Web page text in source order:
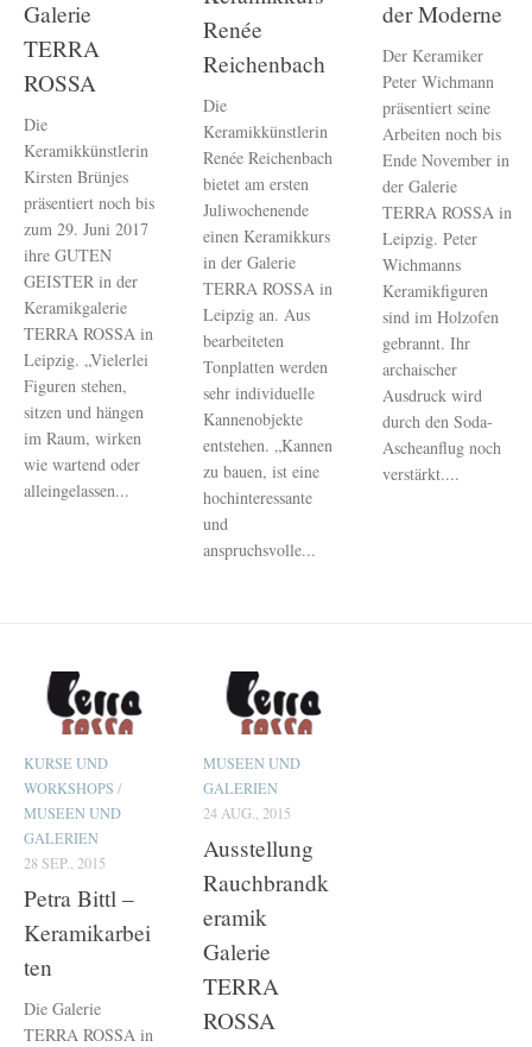
Galerie
TERRA
ROSSA
Die
Keramikkünstlerin
Kirsten Brünjes
präsentiert noch bis
zum 29. Juni 2017
ihre GUTEN
GEISTER in der
Keramikgalerie
TERRA ROSSA in
Leipzig. „Vielerlei
Figuren stehen,
sitzen und hängen
im Raum, wirken
wie wartend oder
alleingelassen...
Renée
Reichenbach
Die
Keramikkünstlerin
Renée Reichenbach
bietet am ersten
Juliwochenende
einen Keramikkurs
in der Galerie
TERRA ROSSA in
Leipzig an. Aus
bearbeiteten
Tonplatten werden
sehr individuelle
Kannenobjekte
entstehen. „Kannen
zu bauen, ist eine
hochinteressante
und
anspruchsvolle...
der Moderne
Der Keramiker
Peter Wichmann
präsentiert seine
Arbeiten noch bis
Ende November in
der Galerie
TERRA ROSSA in
Leipzig. Peter
Wichmanns
Keramikfiguren
sind im Holzofen
gebrannt. Ihr
archaischer
Ausdruck wird
durch den Soda-
Ascheanflug noch
verstärkt....
KURSE UND
WORKSHOPS /
MUSEEN UND
GALERIEN
28 SEP., 2015
Petra Bittl –
Keramikarbei
ten
Die Galerie
TERRA ROSSA in
MUSEEN UND
GALERIEN
24 AUG., 2015
Ausstellung
Rauchbrandk
eramik
Galerie
TERRA
ROSSA